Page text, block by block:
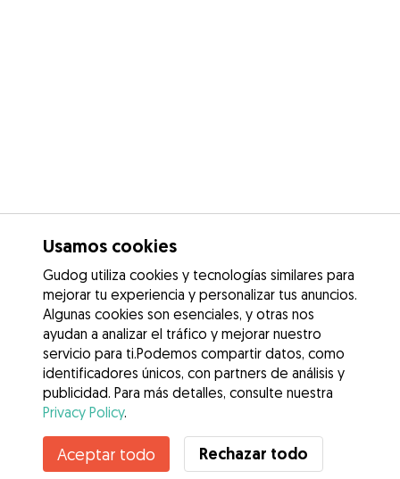
¿Conoces los Beneficios de Gudog? Ver más
Usamos cookies
Gudog utiliza cookies y tecnologías similares para
mejorar tu experiencia y personalizar tus anuncios.
Algunas cookies son esenciales, y otras nos
ayudan a analizar el tráfico y mejorar nuestro
servicio para ti.Podemos compartir datos, como
identificadores únicos, con partners de análisis y
publicidad. Para más detalles, consulte nuestra
Privacy Policy.
Aceptar todo Rechazar todo